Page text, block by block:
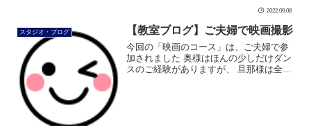
2022.09.08
スタジオ・ブログ 【教室ブログ】ご夫婦で映画撮影
今回の「映画のコース」は、ご夫婦で参
加されました 奥様はほんの少しだけダン
スのご経験がありますが、 旦那様は全く